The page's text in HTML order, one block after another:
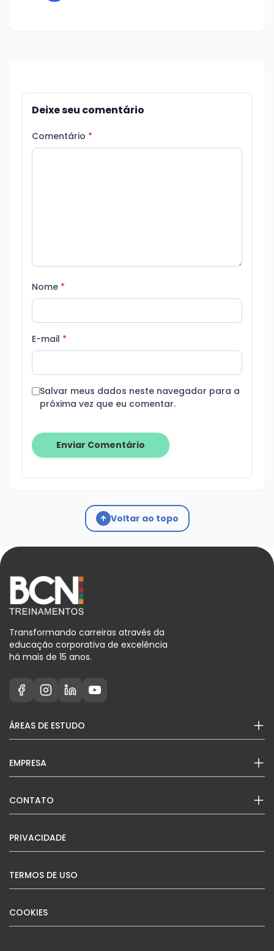
Deixe seu comentário
Comentário *
Nome *
E-mail *
Salvar meus dados neste navegador para a
próxima vez que eu comentar.
Voltar ao topo
Transformando carreiras através da
educação corporativa de excelência
há mais de 15 anos.
ÁREAS DE ESTUDO
EMPRESA
CONTATO
PRIVACIDADE
TERMOS DE USO
COOKIES